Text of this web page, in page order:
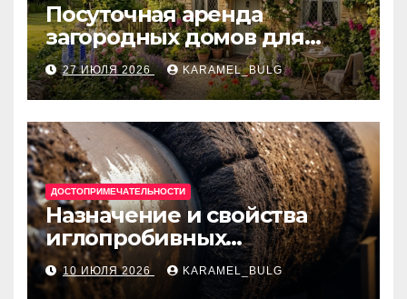
Посуточная аренда
загородных домов для
отдыха
27 ИЮЛЯ 2026 KARAMEL_BULG
ДОСТОПРИМЕЧАТЕЛЬНОСТИ
Назначение и свойства
иглопробивных
базальтовых огнеупорных
матов
10 ИЮЛЯ 2026 KARAMEL_BULG